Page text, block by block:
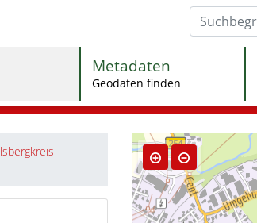
Metadaten
Geodaten finden